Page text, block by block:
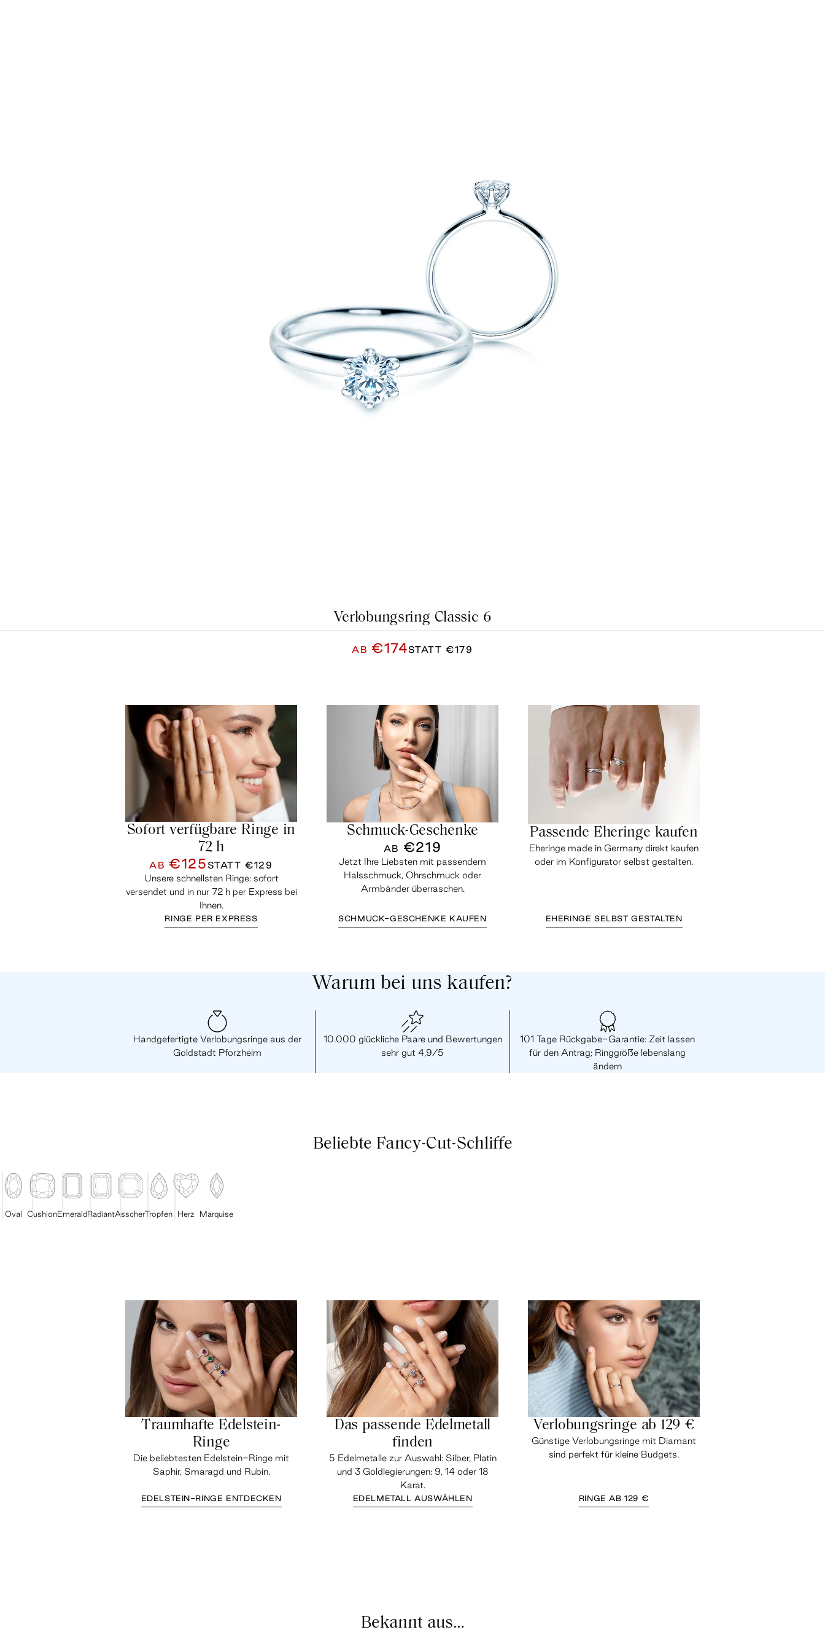
Verlobungsring Classic 6
AB €174STATT€179
Sofort verfügbare Ringe in
72 h
AB €125 STATT€129
Unsere schnellsten Ringe: sofort
versendet und in nur 72 h per Express bei
Ihnen.
RINGE PER EXPRESS
Schmuck-Geschenke
AB €219
Jetzt Ihre Liebsten mit passendem
Halsschmuck, Ohrschmuck oder
Armbänder überraschen.
SCHMUCK-GESCHENKE KAUFEN
Passende Eheringe kaufen
Eheringe made in Germany direkt kaufen
oder im Konfigurator selbst gestalten.
EHERINGE SELBST GESTALTEN
Warum bei uns kaufen?
Handgefertigte Verlobungsringe aus der
Goldstadt Pforzheim
10.000 glückliche Paare und Bewertungen
sehr gut 4,9/5
101 Tage Rückgabe-Garantie: Zeit lassen
für den Antrag; Ringgröße lebenslang
ändern
Beliebte Fancy-Cut-Schliffe
Oval CushionEmeraldRadiantAsscherTropfen Herz Marquise
Traumhafte Edelstein-
Ringe
Die beliebtesten Edelstein-Ringe mit
Saphir, Smaragd und Rubin.
EDELSTEIN-RINGE ENTDECKEN
Das passende Edelmetall
finden
5 Edelmetalle zur Auswahl: Silber, Platin
und 3 Goldlegierungen: 9, 14 oder 18
Karat.
EDELMETALL AUSWÄHLEN
Verlobungsringe ab 129 €
Günstige Verlobungsringe mit Diamant
sind perfekt für kleine Budgets.
RINGE AB 129 €
Bekannt aus…